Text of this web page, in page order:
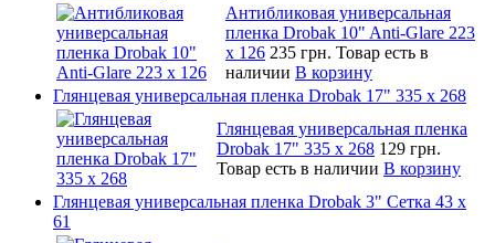
Антибликовая универсальная
пленка Drobak 10" Anti-Glare 223
x 126 235 грн. Товар есть в
наличии В корзину
Глянцевая универсальная пленка Drobak 17" 335 х 268
Глянцевая универсальная пленка
Drobak 17" 335 х 268 129 грн.
Товар есть в наличии В корзину
Глянцевая универсальная пленка Drobak 3" Сетка 43 x
61